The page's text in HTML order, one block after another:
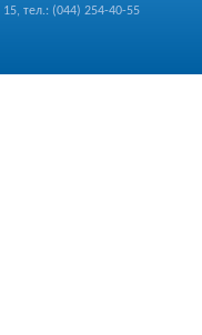
тел.: (044) 254-40-55